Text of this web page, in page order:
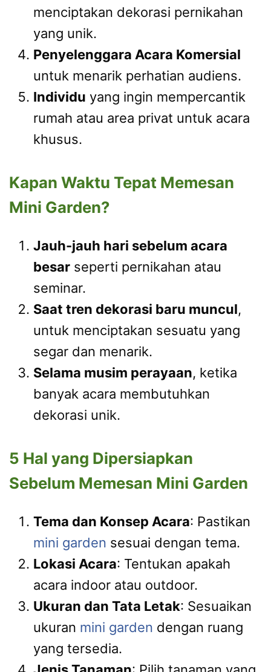
menciptakan dekorasi pernikahan
yang unik.
Penyelenggara Acara Komersial
untuk menarik perhatian audiens.
Individu yang ingin mempercantik
rumah atau area privat untuk acara
khusus.
Kapan Waktu Tepat Memesan
Mini Garden?
Jauh-jauh hari sebelum acara
besar seperti pernikahan atau
seminar.
Saat tren dekorasi baru muncul,
untuk menciptakan sesuatu yang
segar dan menarik.
Selama musim perayaan, ketika
banyak acara membutuhkan
dekorasi unik.
5 Hal yang Dipersiapkan
Sebelum Memesan Mini Garden
Tema dan Konsep Acara: Pastikan
mini garden sesuai dengan tema.
Lokasi Acara: Tentukan apakah
acara indoor atau outdoor.
Ukuran dan Tata Letak: Sesuaikan
ukuran mini garden dengan ruang
yang tersedia.